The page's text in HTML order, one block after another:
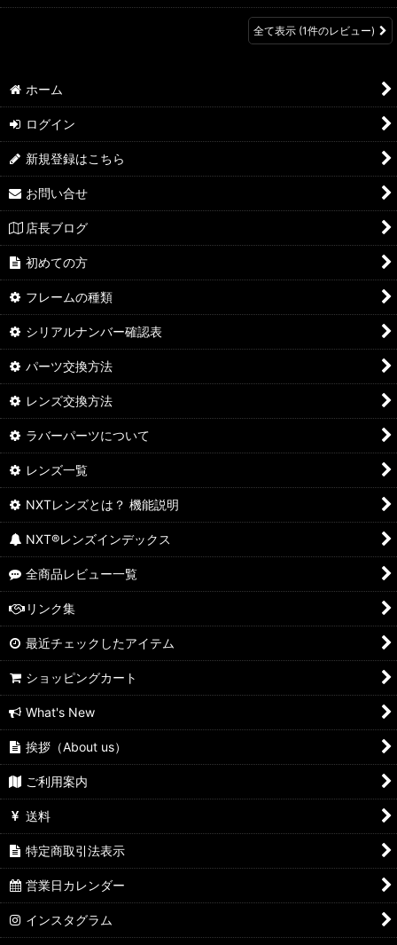
全て表示 (1件のレビュー)
ホーム
ログイン
新規登録はこちら
お問い合せ
店長ブログ
初めての方
フレームの種類
シリアルナンバー確認表
パーツ交換方法
レンズ交換方法
ラバーパーツについて
レンズ一覧
NXTレンズとは？ 機能説明
NXT®レンズインデックス
全商品レビュー一覧
リンク集
最近チェックしたアイテム
ショッピングカート
What's New
挨拶（About us）
ご利用案内
送料
特定商取引法表示
営業日カレンダー
インスタグラム